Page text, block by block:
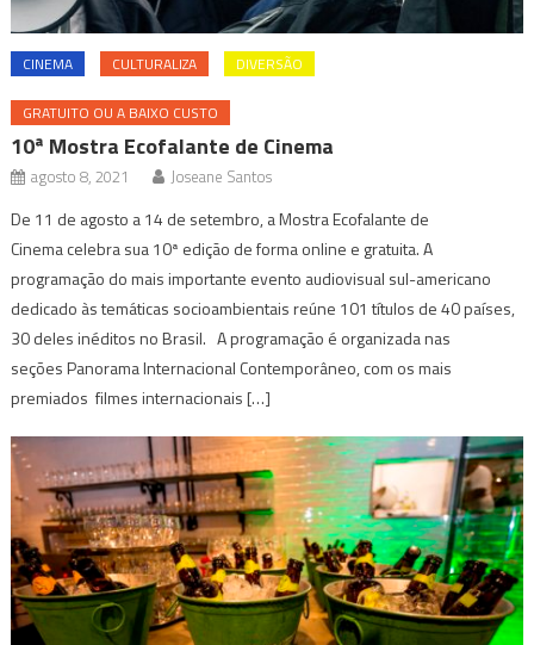
CINEMA CULTURALIZA DIVERSÃO
GRATUITO OU A BAIXO CUSTO
10ª Mostra Ecofalante de Cinema
agosto 8, 2021 Joseane Santos
De 11 de agosto a 14 de setembro, a Mostra Ecofalante de
Cinema celebra sua 10ª edição de forma online e gratuita. A
programação do mais importante evento audiovisual sul-americano
dedicado às temáticas socioambientais reúne 101 títulos de 40 países,
30 deles inéditos no Brasil. A programação é organizada nas
seções Panorama Internacional Contemporâneo, com os mais
premiados filmes internacionais […]